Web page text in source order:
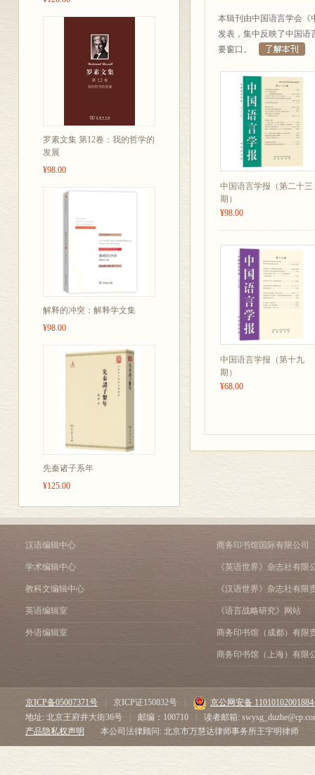
罗素文集 第12卷：我的哲学的
发展
¥98.00
解释的冲突：解释学文集
¥98.00
先秦诸子系年
¥125.00
《中国语言学
及句法语义、
相关研究的最
应》，陈振
语法研究 》
本辑刊由中国语言学会《
发表，集中反映了中国语
要窗口。
中国语言学报（第二十三
期）
¥98.00
中国语言学报（第十九
期）
¥68.00
汉语编辑中心
学术编辑中心
教科文编辑中心
英语编辑室
外语编辑室
商务印书馆国际有限公司
《英语世界》杂志社有限
《汉语世界》杂志社有限
《语言战略研究》网站
商务印书馆（成都）有限
商务印书馆（上海）有限
京ICP备05007371号 京ICP证150832号
京公网安备
地址: 北京王府井大街36号
邮编：100710
读者邮箱:
产品隐私权声明
本公司法律顾问: 北京市万慧达律师事务所王宇明律师